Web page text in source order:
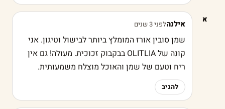
א אילנהלפני 3 שנים
שמן סובין אורז המומלץ ביותר לבישול וטיגון. אני
קונה של OLITLIA בבקבוק זכוכית. מעולה! גם אין
ריח וטעם של שמן והאוכל מוצלח משמעותית.
להגיב